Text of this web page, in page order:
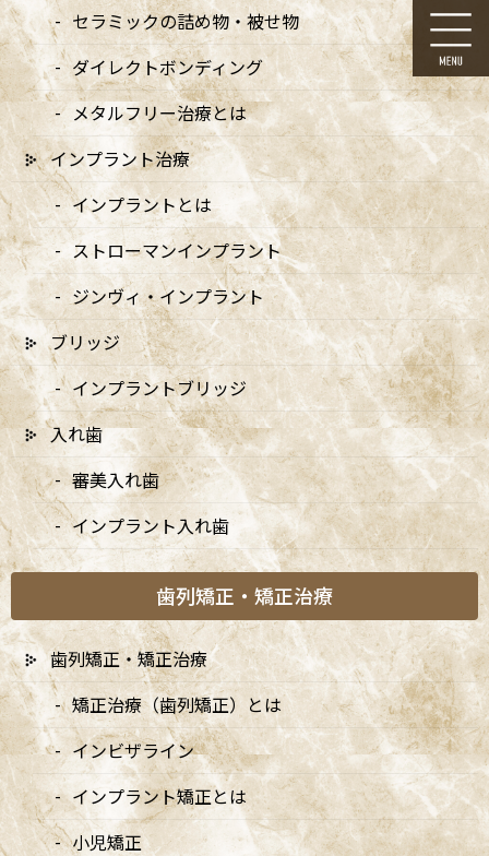
コ
ン
テ
ン
ツ
に
移
動
ナ
ビ
ゲ
ー
シ
ョ
ン
に
移
動 お知らせ
HOME お知らせ 歯のクリーニングと検査 診療-コピー – コピー (2)
2024/09/10
診療-コピー – コピー (2)
セラミックの詰め物・被せ物
ダイレクトボンディング
メタルフリー治療とは
インプラント治療
インプラントとは
ストローマンインプラント
ジンヴィ・インプラント
ブリッジ
インプラントブリッジ
入れ歯
審美入れ歯
インプラント入れ歯
歯列矯正・矯正治療
歯列矯正・矯正治療
矯正治療（歯列矯正）とは
インビザライン
インプラント矯正とは
小児矯正